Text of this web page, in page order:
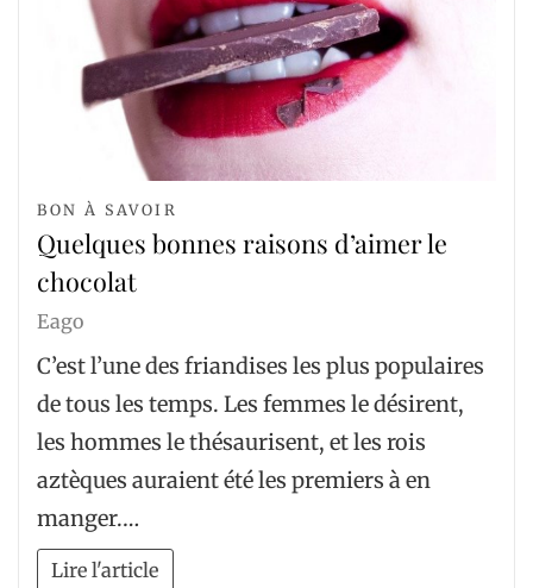
BON À SAVOIR
Quelques bonnes raisons d’aimer le
chocolat
Eago
C’est l’une des friandises les plus populaires
de tous les temps. Les femmes le désirent,
les hommes le thésaurisent, et les rois
aztèques auraient été les premiers à en
manger.…
Lire l'article